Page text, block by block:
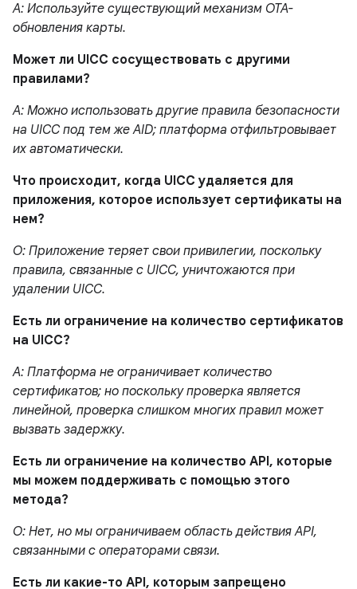
A: Используйте существующий механизм OTA-
обновления карты.
Может ли UICC сосуществовать с другими
правилами?
A: Можно использовать другие правила безопасности
на UICC под тем же AID; платформа отфильтровывает
их автоматически.
Что происходит, когда UICC удаляется для
приложения, которое использует сертификаты на
нем?
О: Приложение теряет свои привилегии, поскольку
правила, связанные с UICC, уничтожаются при
удалении UICC.
Есть ли ограничение на количество сертификатов
на UICC?
A: Платформа не ограничивает количество
сертификатов; но поскольку проверка является
линейной, проверка слишком многих правил может
вызвать задержку.
Есть ли ограничение на количество API, которые
мы можем поддерживать с помощью этого
метода?
О: Нет, но мы ограничиваем область действия API,
связанными с операторами связи.
Есть ли какие-то API, которым запрещено